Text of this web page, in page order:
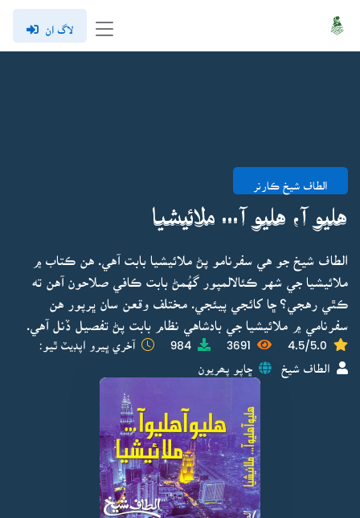
لاگ ان
الطاف شيخ ڪارنر
هليو آ، هليو آ... ملائيشيا
الطاف شيخ جو هي سفرنامو پڻ ملائيشيا بابت آهي. هن ڪتاب ۾
ملائيشيا جي شهر ڪئالالمپور گهُمڻ بابت ڪافي صلاحون آهن ته
ڪٿي رهجي؟ ڇا کائجي پيئجي. مختلف وقعن سان ڀرپور هن
سفرنامي ۾ ملائيشيا جي بادشاهي نظام بابت پڻ تفصيل ڏنل آهي.
4.5/5.0
3691
984 آخري ڀيرو اپڊيٽ ٿيو:
الطاف شيخ ڇاپو پھريون